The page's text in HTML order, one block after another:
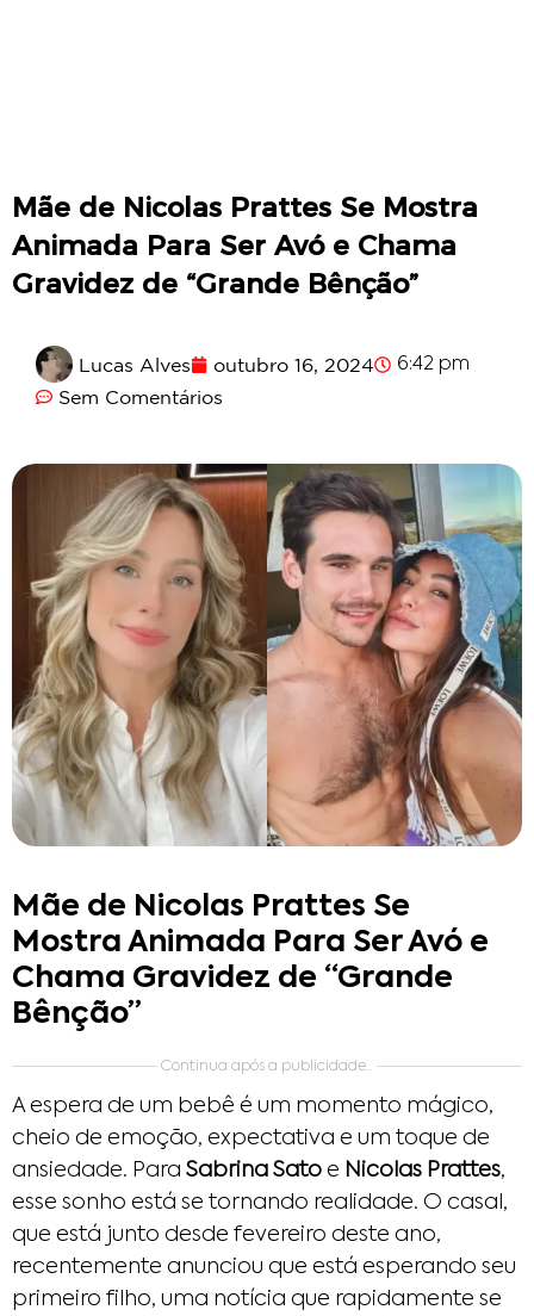
Mãe de Nicolas Prattes Se Mostra
Animada Para Ser Avó e Chama
Gravidez de “Grande Bênção”
Lucas Alves outubro 16, 2024 6:42 pm
Sem Comentários
Mãe de Nicolas Prattes Se
Mostra Animada Para Ser Avó e
Chama Gravidez de “Grande
Bênção”
Continua após a publicidade..
A espera de um bebê é um momento mágico,
cheio de emoção, expectativa e um toque de
ansiedade. Para Sabrina Sato e Nicolas Prattes,
esse sonho está se tornando realidade. O casal,
que está junto desde fevereiro deste ano,
recentemente anunciou que está esperando seu
primeiro filho, uma notícia que rapidamente se